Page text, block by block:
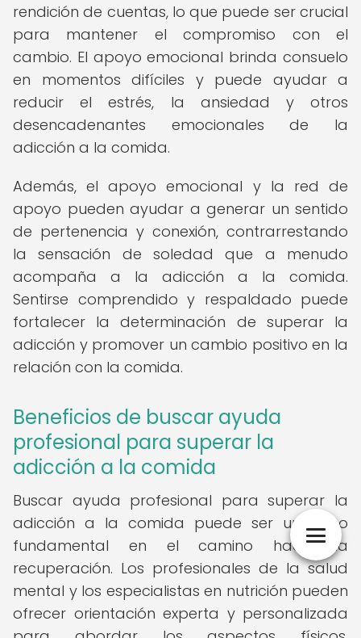
rendición de cuentas, lo que puede ser crucial
para mantener el compromiso con el
cambio. El apoyo emocional brinda consuelo
en momentos difíciles y puede ayudar a
reducir el estrés, la ansiedad y otros
desencadenantes emocionales de la
adicción a la comida.
Además, el apoyo emocional y la red de
apoyo pueden ayudar a generar un sentido
de pertenencia y conexión, contrarrestando
la sensación de soledad que a menudo
acompaña a la adicción a la comida.
Sentirse comprendido y respaldado puede
fortalecer la determinación de superar la
adicción y promover un cambio positivo en la
relación con la comida.
Beneficios de buscar ayuda
profesional para superar la
adicción a la comida
Buscar ayuda profesional para superar la
adicción a la comida puede ser un paso
fundamental en el camino hacia la
recuperación. Los profesionales de la salud
mental y los especialistas en nutrición pueden
ofrecer orientación experta y personalizada